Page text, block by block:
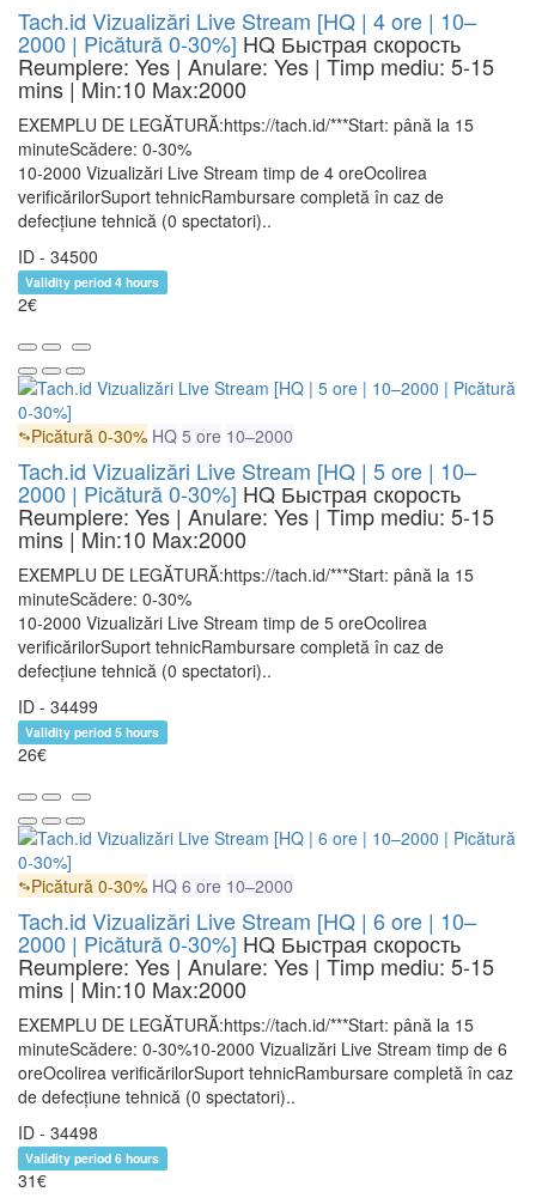
Tach.id Vizualizări Live Stream [HQ | 4 ore | 10–
2000 | Picătură 0-30%] HQ Быстрая скорость
Reumplere: Yes | Anulare: Yes | Timp mediu: 5-15
mins | Min:10 Max:2000
EXEMPLU DE LEGĂTURĂ:https://tach.id/***Start: până la 15
minuteScădere: 0-30%
10-2000 Vizualizări Live Stream timp de 4 oreOcolirea
verificărilorSuport tehnicRambursare completă în caz de
defecțiune tehnică (0 spectatori)..
ID - 34500
Validity period 4 hours
2€
Picătură 0-30% HQ 5 ore 10–2000
Tach.id Vizualizări Live Stream [HQ | 5 ore | 10–
2000 | Picătură 0-30%] HQ Быстрая скорость
Reumplere: Yes | Anulare: Yes | Timp mediu: 5-15
mins | Min:10 Max:2000
EXEMPLU DE LEGĂTURĂ:https://tach.id/***Start: până la 15
minuteScădere: 0-30%
10-2000 Vizualizări Live Stream timp de 5 oreOcolirea
verificărilorSuport tehnicRambursare completă în caz de
defecțiune tehnică (0 spectatori)..
ID - 34499
Validity period 5 hours
26€
Picătură 0-30% HQ 6 ore 10–2000
Tach.id Vizualizări Live Stream [HQ | 6 ore | 10–
2000 | Picătură 0-30%] HQ Быстрая скорость
Reumplere: Yes | Anulare: Yes | Timp mediu: 5-15
mins | Min:10 Max:2000
EXEMPLU DE LEGĂTURĂ:https://tach.id/***Start: până la 15
minuteScădere: 0-30%10-2000 Vizualizări Live Stream timp de 6
oreOcolirea verificărilorSuport tehnicRambursare completă în caz
de defecțiune tehnică (0 spectatori)..
ID - 34498
Validity period 6 hours
31€